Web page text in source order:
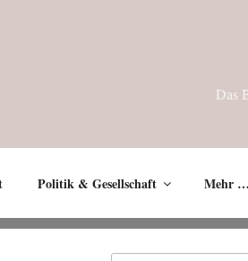
Das
Politik & Gesellschaft Mehr …